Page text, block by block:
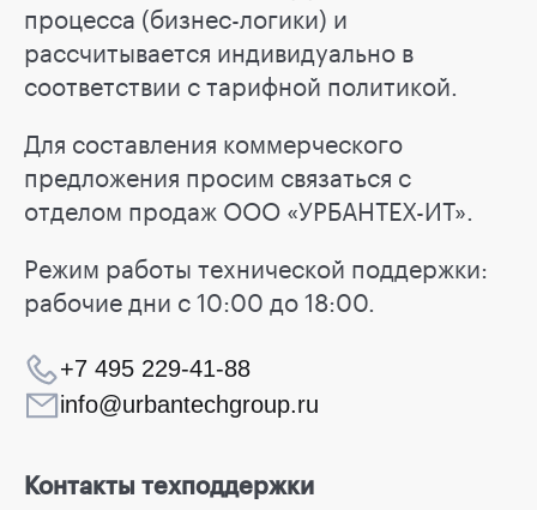
процесса (бизнес-логики) и
рассчитывается индивидуально в
соответствии с тарифной политикой.
Для составления коммерческого
предложения просим связаться с
отделом продаж ООО «УРБАНТЕХ-ИТ».
Режим работы технической поддержки:
рабочие дни с 10:00 до 18:00.
+7 495 229-41-88
info@urbantechgroup.ru
Контакты техподдержки